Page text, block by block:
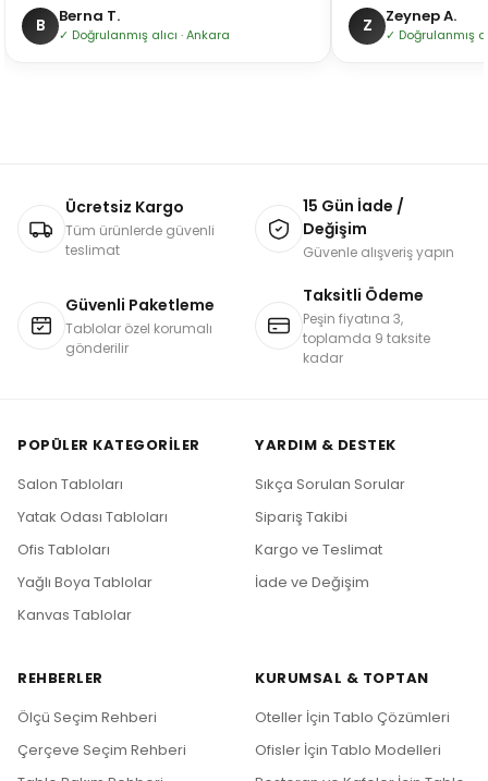
B Berna T.
✓ Doğrulanmış alıcı · Ankara Z Zeynep A.
✓ Doğrulanmış
Ücretsiz Kargo
Tüm ürünlerde güvenli
teslimat
15 Gün İade /
Değişim
Güvenle alışveriş yapın
Güvenli Paketleme
Tablolar özel korumalı
gönderilir
Taksitli Ödeme
Peşin fiyatına 3,
toplamda 9 taksite
kadar
POPÜLER KATEGORILER
Salon Tabloları
Yatak Odası Tabloları
Ofis Tabloları
Yağlı Boya Tablolar
Kanvas Tablolar
YARDIM & DESTEK
Sıkça Sorulan Sorular
Sipariş Takibi
Kargo ve Teslimat
İade ve Değişim
REHBERLER
Ölçü Seçim Rehberi
Çerçeve Seçim Rehberi
KURUMSAL & TOPTAN
Oteller İçin Tablo Çözümleri
Ofisler İçin Tablo Modelleri